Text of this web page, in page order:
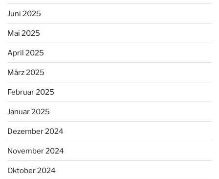
Juni 2025
Mai 2025
April 2025
März 2025
Februar 2025
Januar 2025
Dezember 2024
November 2024
Oktober 2024